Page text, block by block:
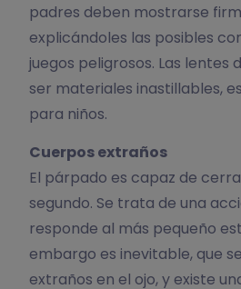
padres deben mostrarse
explicándoles las posibles
juegos peligrosos. Las lentes
ser materiales inastillables,
para niños.
Cuerpos extraños
El párpado es capaz de
segundo. Se trata de una
responde al más pequeño
embargo es inevitable, que
extraños en el ojo, y existe